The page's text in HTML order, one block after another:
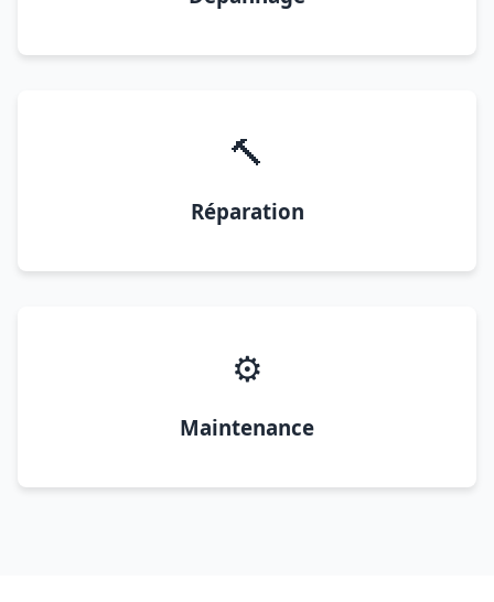
🔨
Réparation
⚙️
Maintenance